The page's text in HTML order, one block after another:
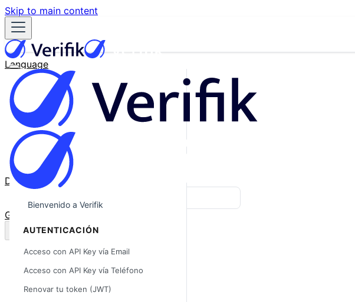
Skip to main content
Language
English
Español
Français
Português
한국어
日本語
中文
Docs
GitHub
Bienvenido a Verifik
AUTENTICACIÓN
Acceso con API Key vía Email
Acceso con API Key vía Teléfono
Renovar tu token (JWT)